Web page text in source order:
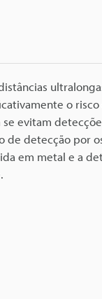
o risco
evitam
de detecção por
em metal e a